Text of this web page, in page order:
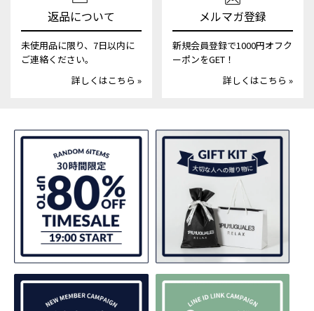
返品について
未使用品に限り、7日以内に
ご連絡ください。
詳しくはこちら »
メルマガ登録
新規会員登録で1000円オフク
ーポンをGET！
詳しくはこちら »